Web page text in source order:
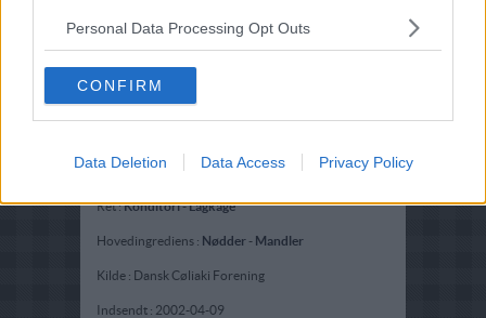
Personal Data Processing Opt Outs
CONFIRM
Data Deletion Data Access Privacy Policy
Ret :Konditori-Lagkage
Hovedingrediens : Nødder - Mandler
Kilde : Dansk Cøliaki Forening
Indsendt : 2002-04-09